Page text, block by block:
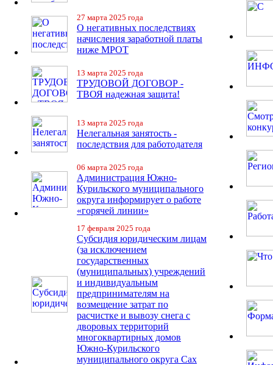
27 марта 2025 года
О негативных последствиях
начисления заработной платы
ниже МРОТ
13 марта 2025 года
ТРУДОВОЙ ДОГОВОР -
ТВОЯ надежная защита!
13 марта 2025 года
Нелегальная занятость -
последствия для работодателя
06 марта 2025 года
Администрация Южно-
Курильского муниципального
округа информирует о работе
«горячей линии»
17 февраля 2025 года
Субсидия юридическим лицам
(за исключением
государственных
(муниципальных) учреждений
и индивидуальным
предпринимателям на
возмещение затрат по
расчистке и вывозу снега с
дворовых территорий
многоквартирных домов
Южно-Курильского
муниципального округа Сах